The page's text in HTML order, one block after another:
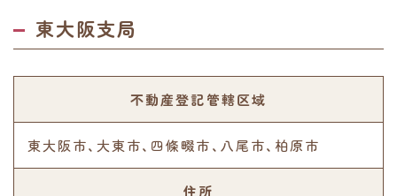
東大阪支局
不動産登記管轄区域
東大阪市、大東市、四條畷市、八尾市、柏原市
住所